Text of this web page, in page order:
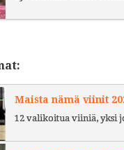
Maista nämä viinit
12 valikoitua viiniä, yksi